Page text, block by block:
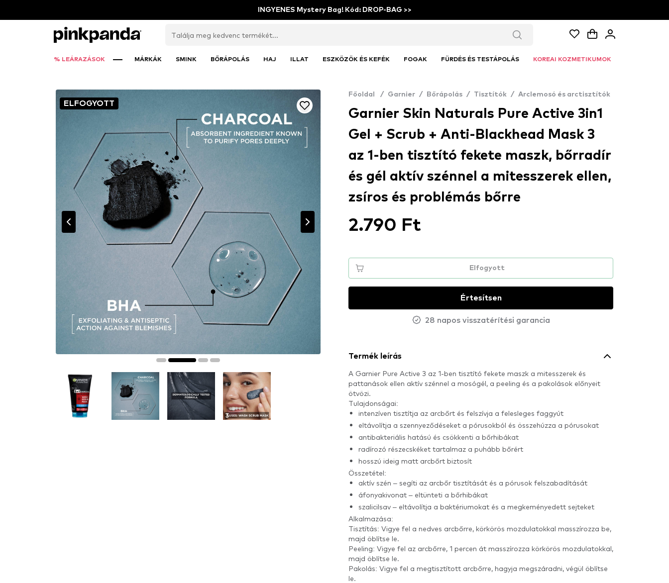
INGYENES Mystery Bag! Kód: DROP-BAG >>
% LEÁRAZÁSOK MÁRKÁK SMINK BŐRÁPOLÁS HAJ ILLAT ESZKÖZÖK ÉS KEFÉK FOGAK FÜRDÉS ÉS TESTÁPOLÁS KOREAI KOZMETIKUMOK
ELFOGYOTT
Főoldal / Garnier / Bőrápolás / Tisztítók / Arclemosó és arctisztítók
Garnier Skin Naturals Pure Active 3in1
Gel + Scrub + Anti-Blackhead Mask 3
az 1-ben tisztító fekete maszk, bőrradír
és gél aktív szénnel a mitesszerek ellen,
zsíros és problémás bőrre
2.790 Ft
Elfogyott
Értesítsen
28 napos visszatérítési garancia
Termék leírás
A Garnier Pure Active 3 az 1-ben tisztító fekete maszk a mitesszerek és
pattanások ellen aktív szénnel a mosógél, a peeling és a pakolások előnyeit
ötvözi.
Tulajdonságai:
intenzíven tisztítja az arcbőrt és felszívja a felesleges faggyút
eltávolítja a szennyeződéseket a pórusokból és összehúzza a pórusokat
antibakteriális hatású és csökkenti a bőrhibákat
radírozó részecskéket tartalmaz a puhább bőrért
hosszú ideig matt arcbőrt biztosít
Összetétel:
aktív szén – segíti az arcbőr tisztítását és a pórusok felszabadítását
áfonyakivonat – eltünteti a bőrhibákat
szalicilsav – eltávolítja a baktériumokat és a megkeményedett sejteket
Alkalmazása:
Tisztítás: Vigye fel a nedves arcbőrre, körkörös mozdulatokkal masszírozza be,
majd öblítse le.
Peeling: Vigye fel az arcbőrre, 1 percen át masszírozza körkörös mozdulatokkal,
majd öblítse le.
Pakolás: Vigye fel a megtisztított arcbőrre, hagyja megszáradni, végül öblítse
le.